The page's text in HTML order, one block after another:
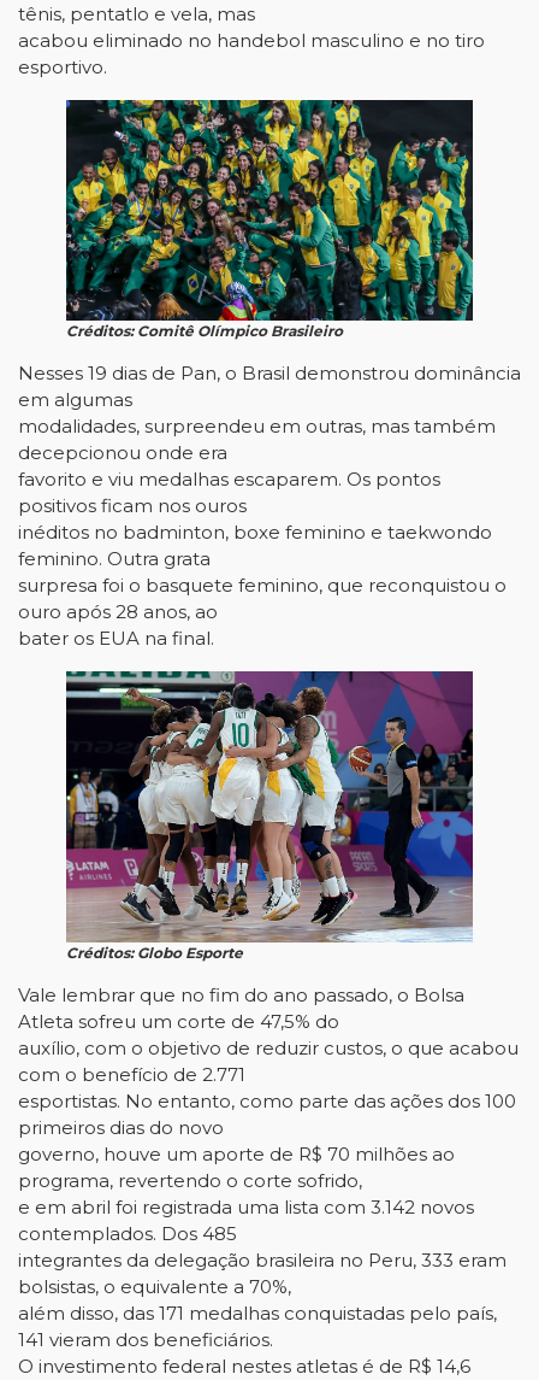
tênis, pentatlo e vela, mas
acabou eliminado no handebol masculino e no tiro
esportivo.
Créditos: Comitê Olímpico Brasileiro
Nesses 19 dias de Pan, o Brasil demonstrou dominância
em algumas
modalidades, surpreendeu em outras, mas também
decepcionou onde era
favorito e viu medalhas escaparem. Os pontos
positivos ficam nos ouros
inéditos no badminton, boxe feminino e taekwondo
feminino. Outra grata
surpresa foi o basquete feminino, que reconquistou o
ouro após 28 anos, ao
bater os EUA na final.
Créditos: Globo Esporte
Vale lembrar que no fim do ano passado, o Bolsa
Atleta sofreu um corte de 47,5% do
auxílio, com o objetivo de reduzir custos, o que acabou
com o benefício de 2.771
esportistas. No entanto, como parte das ações dos 100
primeiros dias do novo
governo, houve um aporte de R$ 70 milhões ao
programa, revertendo o corte sofrido,
e em abril foi registrada uma lista com 3.142 novos
contemplados. Dos 485
integrantes da delegação brasileira no Peru, 333 eram
bolsistas, o equivalente a 70%,
além disso, das 171 medalhas conquistadas pelo país,
141 vieram dos beneficiários.
O investimento federal nestes atletas é de R$ 14,6